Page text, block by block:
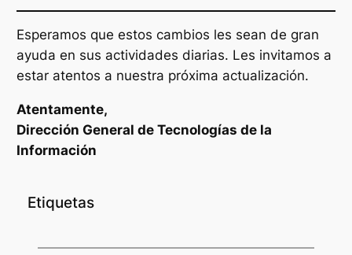
Esperamos que estos cambios les sean de gran
ayuda en sus actividades diarias. Les invitamos a
estar atentos a nuestra próxima actualización.
Atentamente,
Dirección General de Tecnologías de la
Información
Etiquetas